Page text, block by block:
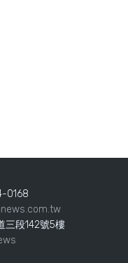
0168
三段142號5樓